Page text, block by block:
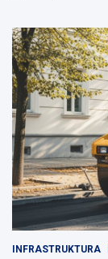
e
!
z
e
-
P
o
ł
u
d
n
i
e
INFRASTRUKTURA